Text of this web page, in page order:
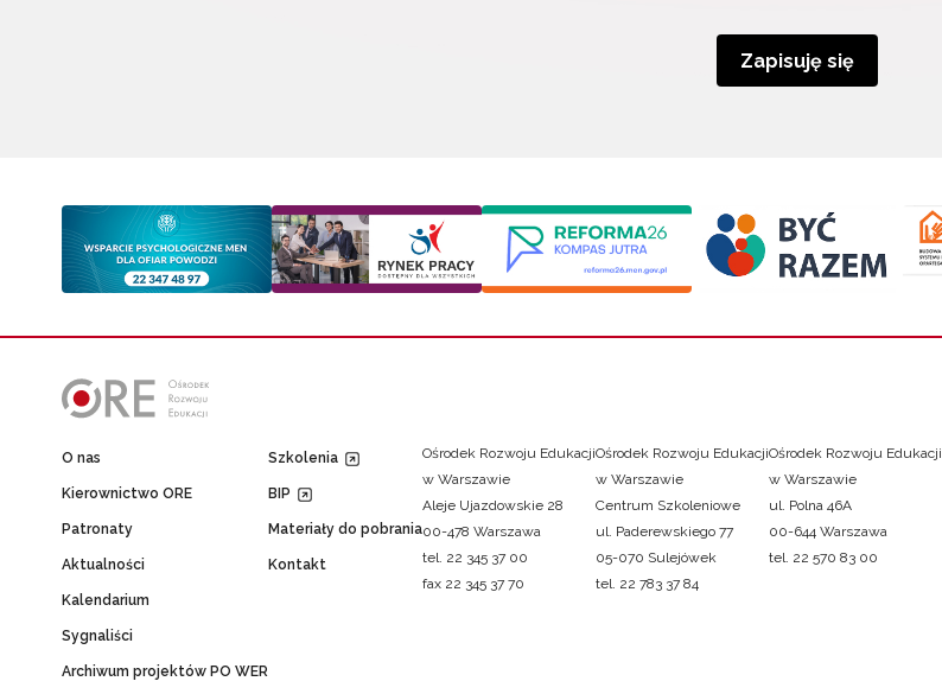
Zapisuję się
O nas
Kierownictwo ORE
Patronaty
Aktualności
Kalendarium
Sygnaliści
Archiwum projektów PO WER
Szkolenia
BIP
Materiały do pobrania
Kontakt
Ośrodek Rozwoju Edukacji
w Warszawie
Aleje Ujazdowskie 28
00-478 Warszawa
tel. 22 345 37 00
fax 22 345 37 70
Ośrodek Rozwoju Edukacji
w Warszawie
Centrum Szkoleniowe
ul. Paderewskiego 77
05-070 Sulejówek
tel. 22 783 37 84
Ośrodek Rozwoju Edukacji
w Warszawie
ul. Polna 46A
00-644 Warszawa
tel. 22 570 83 00